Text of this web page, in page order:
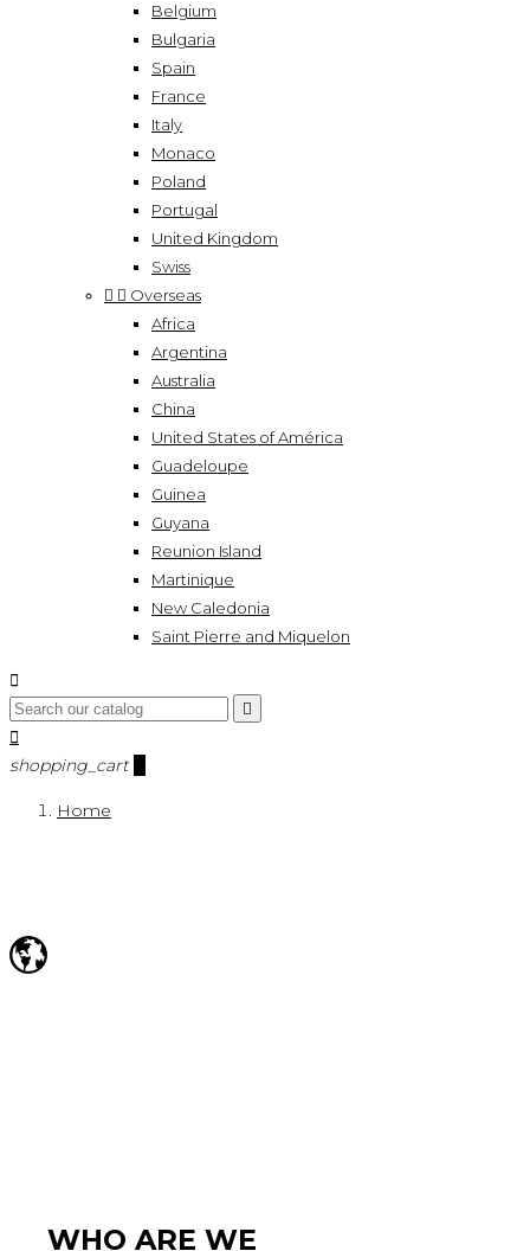
Belgium
Bulgaria
Spain
France
Italy
Monaco
Poland
Portugal
United Kingdom
Swiss
  Overseas
Africa
Argentina
Australia
China
United States of América
Guadeloupe
Guinea
Guyana
Reunion Island
Martinique
New Caledonia
Saint Pierre and Miquelon



shopping_cart
Home
WHO ARE WE